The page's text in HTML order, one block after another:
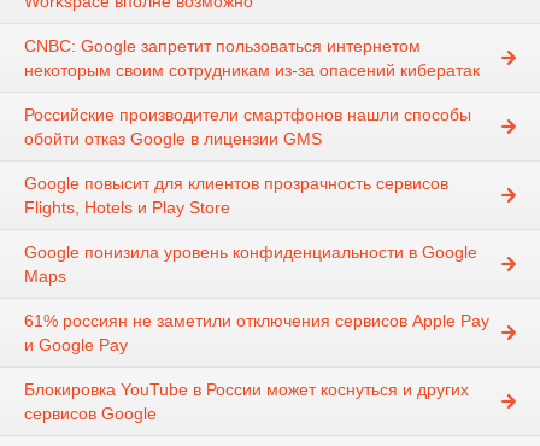
CNBC: Google запретит пользоваться интернетом
некоторым своим сотрудникам из-за опасений кибератак
Российские производители смартфонов нашли способы
обойти отказ Google в лицензии GMS
Google повысит для клиентов прозрачность сервисов
Flights, Hotels и Play Store
Google понизила уровень конфиденциальности в Googlе
Maps
61% россиян не заметили отключения сервисов Apple Pay
и Google Pay
Блокировка YouTube в России может коснуться и других
сервисов Google